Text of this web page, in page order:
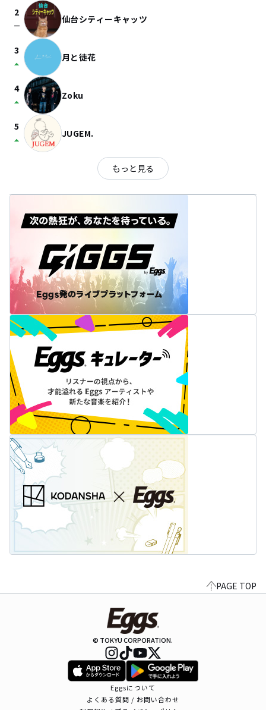
2
check_indeterminate_small 仙台シティーキャッツ
3
arrow_drop_up 月と徒花
4
arrow_drop_up Zoku
5
arrow_drop_up JUGEM.
もっと見る
PAGE TOP
© TOKYU CORPORATION.
Eggsについて
よくある質問 / お問い合わせ